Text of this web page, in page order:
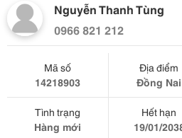
Nguyễn Thanh Tùng
0966 821 212
Mã số
14218903
Địa điểm
Đồng Nai
Tình trạng
Hàng mới
Hết hạn
19/01/